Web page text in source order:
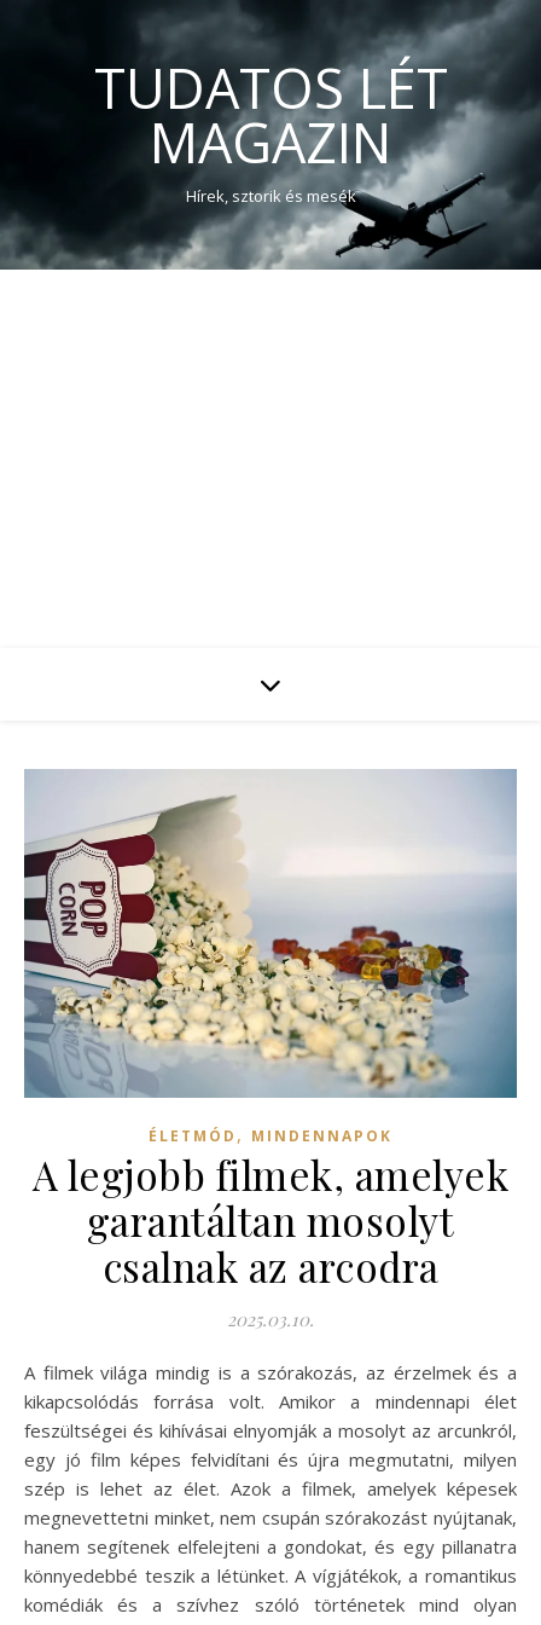
TUDATOS LÉT
MAGAZIN
Hírek, sztorik és mesék
ÉLETMÓD , MINDENNAPOK
A legjobb filmek, amelyek
garantáltan mosolyt
csalnak az arcodra
2025.03.10.
A filmek világa mindig is a szórakozás, az érzelmek és a
kikapcsolódás forrása volt. Amikor a mindennapi élet
feszültségei és kihívásai elnyomják a mosolyt az arcunkról,
egy jó film képes felvidítani és újra megmutatni, milyen
szép is lehet az élet. Azok a filmek, amelyek képesek
megnevettetni minket, nem csupán szórakozást nyújtanak,
hanem segítenek elfelejteni a gondokat, és egy pillanatra
könnyedebbé teszik a létünket. A vígjátékok, a romantikus
komédiák és a szívhez szóló történetek mind olyan